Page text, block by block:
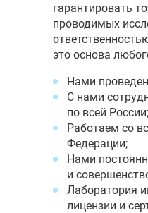
гарантировать
проводимых
это основа
Нами
С нами
по всей России;
Работаем со
Федерации;
Нами
и
Лаборатория
лицензии и